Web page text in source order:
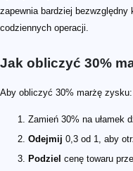
zapewnia bardziej
codziennych operacji.
Jak obliczyć 30%
Aby obliczyć 30% marżę zysku:
Zamień 30% na ułamek
Odejmij 0,3 od 1, aby
Podziel cenę towaru